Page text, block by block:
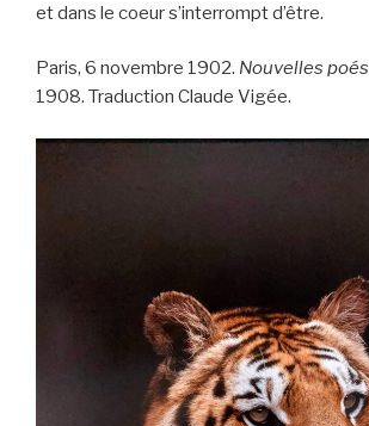
et dans le coeur s’interrompt d’être.
Paris, 6 novembre 1902. Nouvelles
1908. Traduction Claude Vigée.